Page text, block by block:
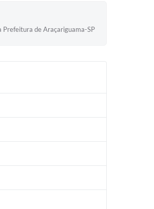
Prefeitura de Araçariguama-SP